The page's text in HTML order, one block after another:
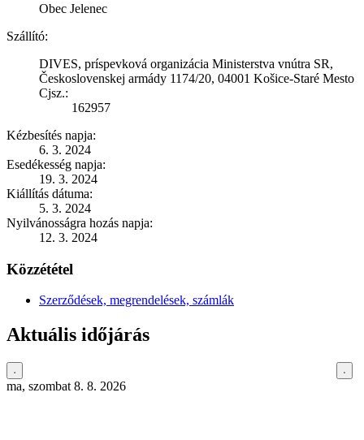
Obec Jelenec
Szállító:
DIVES, príspevková organizácia Ministerstva vnútra SR,
Československej armády 1174/20, 04001 Košice-Staré Mesto
Cjsz.:
162957
Kézbesítés napja:
6. 3. 2024
Esedékesség napja:
19. 3. 2024
Kiállítás dátuma:
5. 3. 2024
Nyilvánosságra hozás napja:
12. 3. 2024
Közzététel
Szerződések, megrendelések, számlák
Aktuális időjárás
ma, szombat 8. 8. 2026